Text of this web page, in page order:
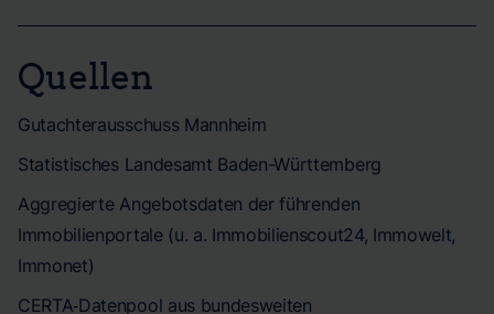
Quellen
Gutachterausschuss Mannheim
Statistisches Landesamt Baden-Württemberg
Aggregierte Angebotsdaten der führenden
Immobilienportale (u. a. Immobilienscout24, Immowelt,
Immonet)
CERTA‑Datenpool aus bundesweiten